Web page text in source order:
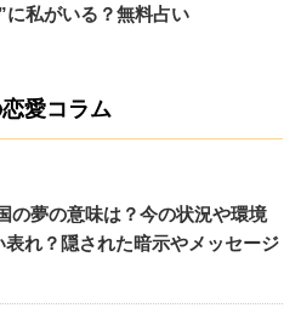
に私がいる？無料占い
愛コラム
の夢の意味は？今の状況や環境
表れ？隠された暗示やメッセージ